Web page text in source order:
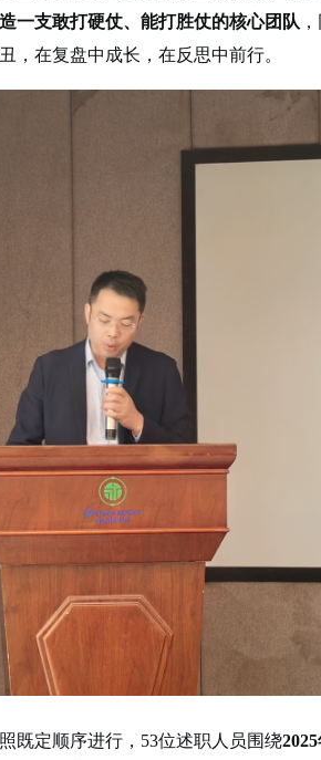
一支敢打硬仗、能打胜仗的核心团队 ，
，在复盘中成长，在反思中前行。
既定顺序进行， 53位述职人员围绕